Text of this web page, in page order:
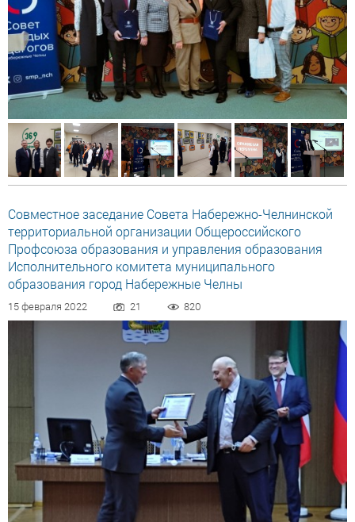
Совместное заседание Совета Набережно-Челнинской
территориальной организации Общероссийского
Профсоюза образования и управления образования
Исполнительного комитета муниципального
образования город Набережные Челны
15 февраля 2022 21 820